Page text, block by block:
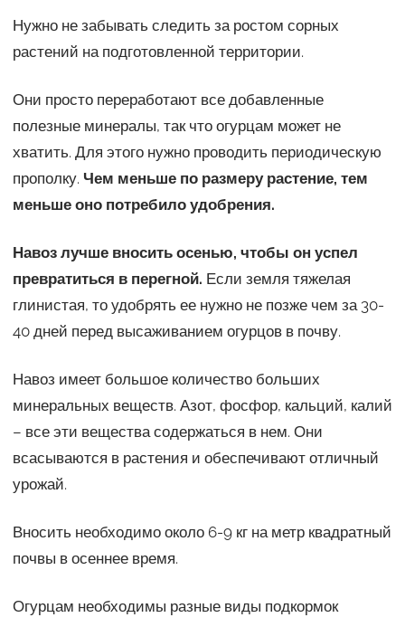
Нужно не забывать следить за ростом сорных
растений на подготовленной территории.
Они просто переработают все добавленные
полезные минералы, так что огурцам может не
хватить. Для этого нужно проводить периодическую
прополку. Чем меньше по размеру растение, тем
меньше оно потребило удобрения.
Навоз лучше вносить осенью, чтобы он успел
превратиться в перегной. Если земля тяжелая
глинистая, то удобрять ее нужно не позже чем за 30-
40 дней перед высаживанием огурцов в почву.
Навоз имеет большое количество больших
минеральных веществ. Азот, фосфор, кальций, калий
– все эти вещества содержаться в нем. Они
всасываются в растения и обеспечивают отличный
урожай.
Вносить необходимо около 6-9 кг на метр квадратный
почвы в осеннее время.
Огурцам необходимы разные виды подкормок